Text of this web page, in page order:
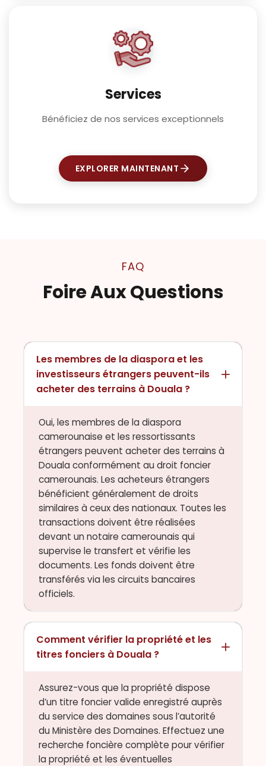
Services
Bénéficiez de nos services exceptionnels
EXPLORER MAINTENANT
FAQ
Foire Aux Questions
Les membres de la diaspora et les
investisseurs étrangers peuvent-ils
acheter des terrains à Douala ?
Oui, les membres de la diaspora
camerounaise et les ressortissants
étrangers peuvent acheter des terrains à
Douala conformément au droit foncier
camerounais. Les acheteurs étrangers
bénéficient généralement de droits
similaires à ceux des nationaux. Toutes les
transactions doivent être réalisées
devant un notaire camerounais qui
supervise le transfert et vérifie les
documents. Les fonds doivent être
transférés via les circuits bancaires
officiels.
Comment vérifier la propriété et les
titres fonciers à Douala ?
Assurez-vous que la propriété dispose
d’un titre foncier valide enregistré auprès
du service des domaines sous l’autorité
du Ministère des Domaines. Effectuez une
recherche foncière complète pour vérifier
la propriété et les éventuelles